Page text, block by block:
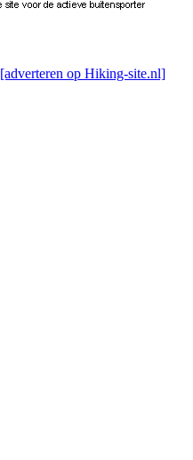
[adverteren op Hiking-site.nl]